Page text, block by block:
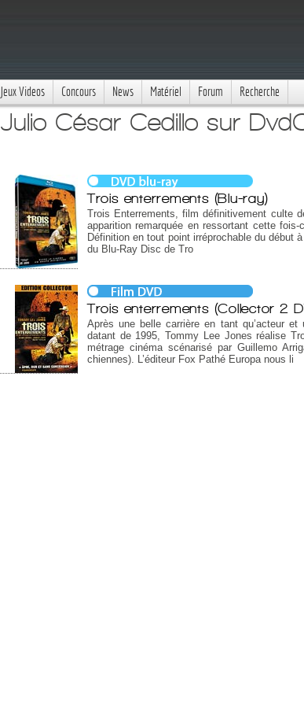
Jeux Videos Concours News Matériel Forum Recherche
Julio César Cedillo sur
Trois enterrements (Blu-ray)
Trois Enterrements, film définitivement culte
apparition remarquée en ressortant cette
Définition en tout point irréprochable du début
du Blu-Ray Disc de Tro
Trois enterrements (Collector 2
Après une belle carrière en tant qu’acteur
datant de 1995, Tommy Lee Jones réalise
métrage cinéma scénarisé par Guillemo
chiennes). L’éditeur Fox Pathé Europa nous li